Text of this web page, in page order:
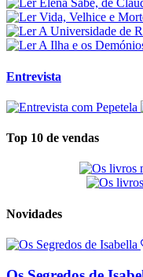
Entrevista
Top 10 de vendas
Novidades